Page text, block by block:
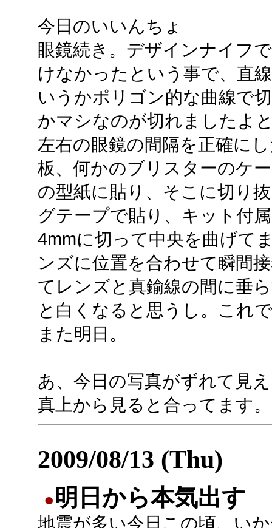
今日のいいんちょ
眼鏡続き。デザインナイフ
けなかったという事で、直
いうかポリゴン的な曲線で
かマシなのが切れましたよ
左右の眼鏡の間隔を正確に
板、何かのブリスターのケ
の型紙に貼り、そこに切り
グテープで貼り、キット付
4mmに切って中央を曲げて
ンズに位置を合わせて瞬間
てレンズと真鍮線の間に垂
と白くなると思うし。これ
また明日。
あ、今日の写真がずれて見
真上から見ると合ってます。
2009/08/13 (Thu)
●明日から本気出す
地震が多い今日この頃、い